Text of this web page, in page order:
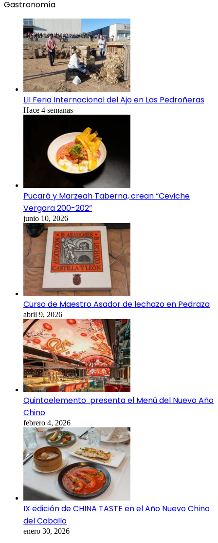
Gastronomía
LII Feria Internacional del Ajo en Las Pedroñeras
Hace 4 semanas
Pucará y Marzeah Taberna, crean “Ceviche
Vergara 200-202”
junio 10, 2026
Curso de Maestro Asador de lechazo en Pedraza
abril 9, 2026
Quintoelemento presenta el Menú del Nuevo Año
Chino
febrero 4, 2026
IX edición de CHINA TASTE en el Año Nuevo Chino
del Caballo
enero 30, 2026